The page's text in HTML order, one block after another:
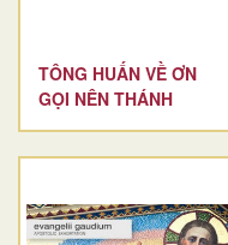
TÔNG HUẤN VỀ ƠN
GỌI NÊN THÁNH